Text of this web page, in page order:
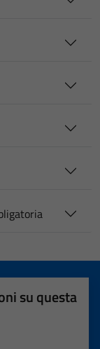
su questa